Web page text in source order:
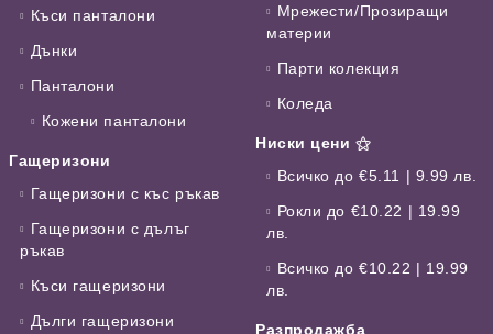
Къси панталони
Дънки
Панталони
Кожени панталони
Гащеризони
Гащеризони с къс ръкав
Гащеризони с дълъг
ръкав
Къси гащеризони
Дълги гащеризони
Мрежести/Прозиращи
материи
Парти колекция
Коледа
Ниски цени ⚝
Всичко до €5.11 | 9.99 лв.
Рокли до €10.22 | 19.99
лв.
Всичко до €10.22 | 19.99
лв.
Разпродажба